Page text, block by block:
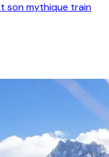
son mythique train